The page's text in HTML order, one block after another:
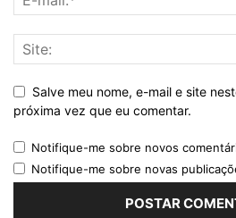
Salve meu nome, e-mail e site
próxima vez que eu comentar.
Notifique-me sobre novos
Notifique-me sobre novas